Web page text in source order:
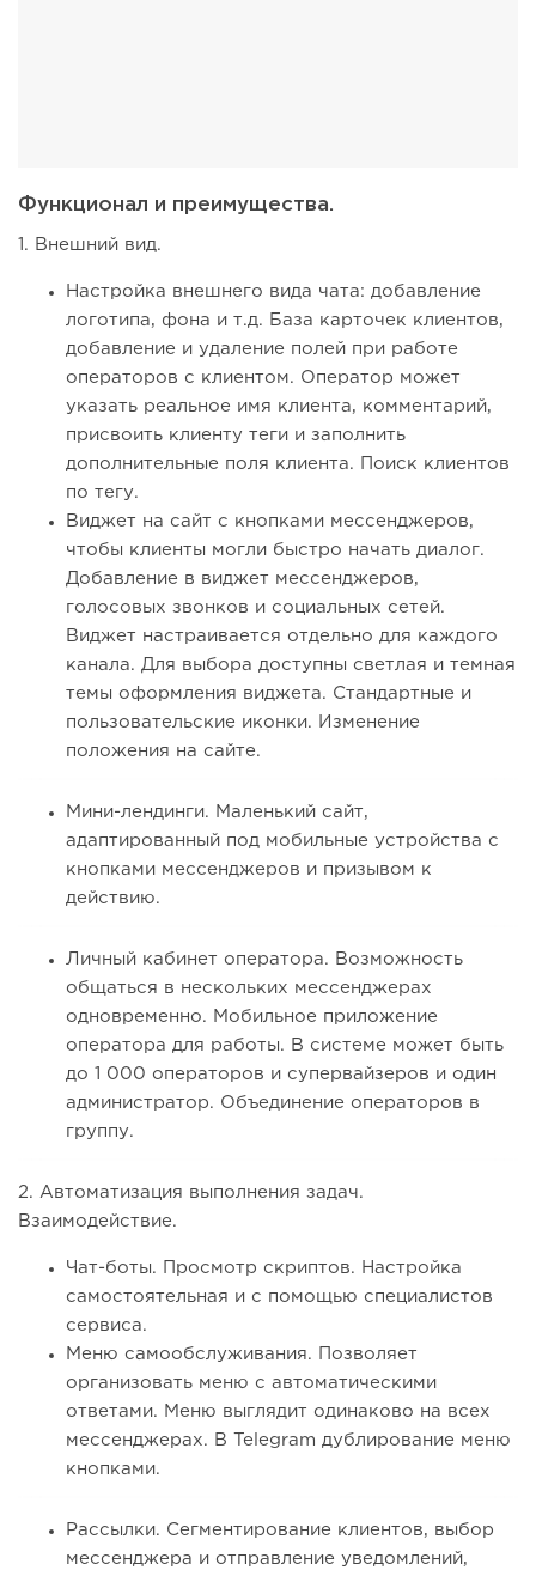
Функционал и преимущества.
1. Внешний вид.
Настройка внешнего вида чата: добавление
логотипа, фона и т.д. База карточек клиентов,
добавление и удаление полей при работе
операторов с клиентом. Оператор может
указать реальное имя клиента, комментарий,
присвоить клиенту теги и заполнить
дополнительные поля клиента. Поиск клиентов
по тегу.
Виджет на сайт с кнопками мессенджеров,
чтобы клиенты могли быстро начать диалог.
Добавление в виджет мессенджеров,
голосовых звонков и социальных сетей.
Виджет настраивается отдельно для каждого
канала. Для выбора доступны светлая и темная
темы оформления виджета. Стандартные и
пользовательские иконки. Изменение
положения на сайте.
Мини-лендинги. Маленький сайт,
адаптированный под мобильные устройства с
кнопками мессенджеров и призывом к
действию.
Личный кабинет оператора. Возможность
общаться в нескольких мессенджерах
одновременно. Мобильное приложение
оператора для работы. В системе может быть
до 1 000 операторов и супервайзеров и один
администратор. Объединение операторов в
группу.
2. Автоматизация выполнения задач.
Взаимодействие.
Чат-боты. Просмотр скриптов. Настройка
самостоятельная и с помощью специалистов
сервиса.
Меню самообслуживания. Позволяет
организовать меню с автоматическими
ответами. Меню выглядит одинаково на всех
мессенджерах. В Telegram дублирование меню
кнопками.
Рассылки. Сегментирование клиентов, выбор
мессенджера и отправление уведомлений,